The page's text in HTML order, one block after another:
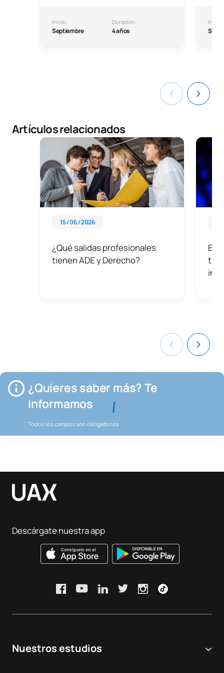
Inicio:
Septiembre
Duración:
4 años
Inicio:
Artículos relacionados
15 / 06 / 2026
¿Qué salidas profesionales
tienen ADE y Derecho?
¿Quieres saber más? Te
informamos
Todos los campos son obligatorios
Nuestros estudios
Descárgate nuestra app